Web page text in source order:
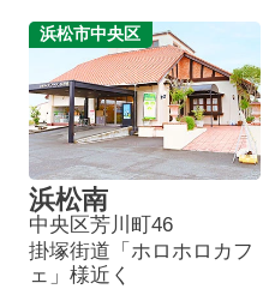
浜松市中央区
浜松南
中央区芳川町46
掛塚街道「ホロホロカフ
ェ」様近く